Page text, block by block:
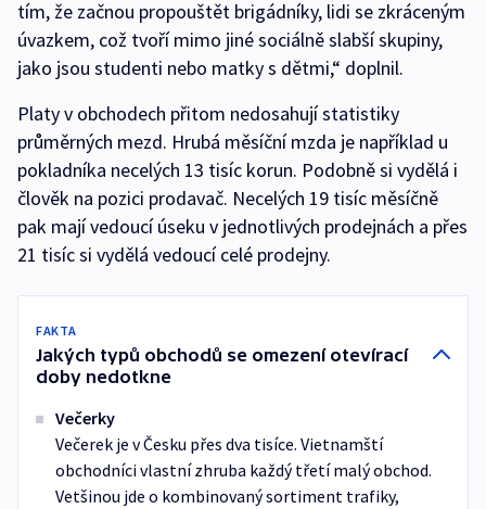
tím, že začnou propouštět brigádníky, lidi se zkráceným
úvazkem, což tvoří mimo jiné sociálně slabší skupiny,
jako jsou studenti nebo matky s dětmi,“ doplnil.
Platy v obchodech přitom nedosahují statistiky
průměrných mezd. Hrubá měsíční mzda je například u
pokladníka necelých 13 tisíc korun. Podobně si vydělá i
člověk na pozici prodavač. Necelých 19 tisíc měsíčně
pak mají vedoucí úseku v jednotlivých prodejnách a přes
21 tisíc si vydělá vedoucí celé prodejny.
FAKTA
Jakých typů obchodů se omezení otevírací
doby nedotkne
Večerky
Večerek je v Česku přes dva tisíce. Vietnamští
obchodníci vlastní zhruba každý třetí malý obchod.
Vetšinou jde o kombinovaný sortiment trafiky,